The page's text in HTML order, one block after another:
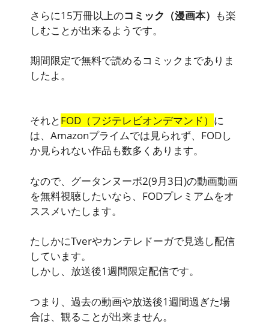
さらに15万冊以上のコミック（漫画本） も楽
しむことが出来るようです。
期間限定で無料で読めるコミックまでありま
したよ。
それとFOD（フジテレビオンデマンド） に
は、Amazonプライムでは見られず、FODし
か見られない作品も数多くあります。
なので、グータンヌーボ2(9月3日)の動画動画
を無料視聴したいなら、FODプレミアムをオ
ススメいたします。
たしかにTverやカンテレドーガで見逃し配信
しています。
しかし、放送後1週間限定配信です。
つまり、過去の動画や放送後1週間過ぎた場
合は、観ることが出来ません。